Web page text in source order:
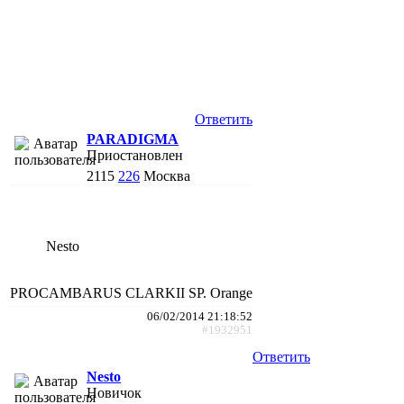
Ответить
PARADIGMA
Приостановлен
2115 226 Москва
Nesto
PROCAMBARUS CLARKII SP. Orange
06/02/2014 21:18:52
#1932951
Ответить
Nesto
Новичок